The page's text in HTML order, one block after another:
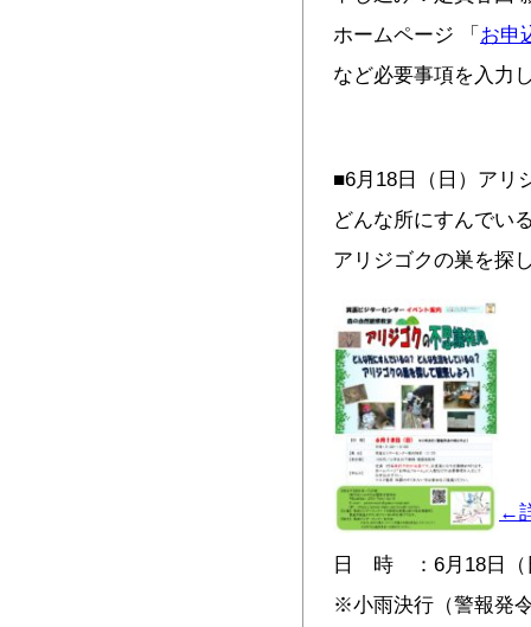
ホームページ 「 お申
など必要事項を入力
■6月18日（日）アリ
どんな所にすんでい
アリジゴクの巣を探
←
日 時 ：6月18日（
※小雨決行（警報発